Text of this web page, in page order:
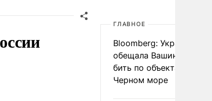
ГЛАВНОЕ
Bloomberg: Украина
обещала Вашингтону не
бить по объектам КТК в
Черном море